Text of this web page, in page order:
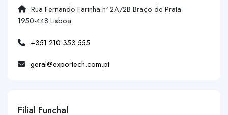
Rua Fernando Farinha nº 2A/2B Braço de Prata
1950-448 Lisboa
+351 210 353 555
geral@exportech.com.pt
Filial Funchal